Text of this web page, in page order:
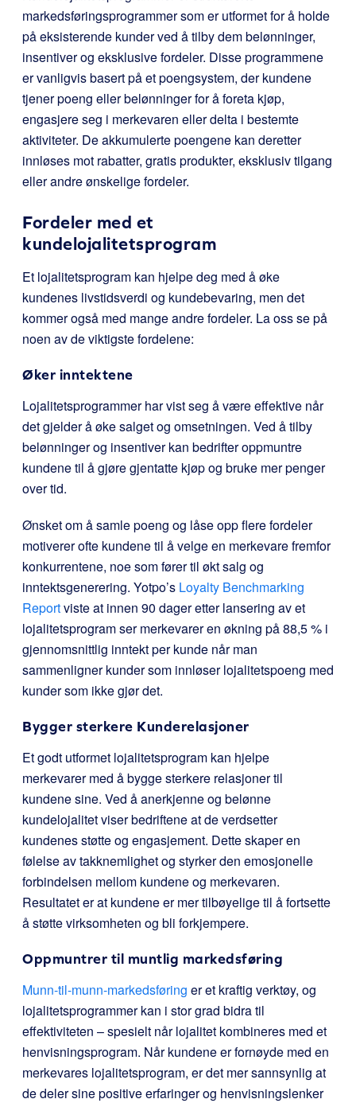
markedsføringsprogrammer som er utformet for å holde
på eksisterende kunder ved å tilby dem belønninger,
insentiver og eksklusive fordeler. Disse programmene
er vanligvis basert på et poengsystem, der kundene
tjener poeng eller belønninger for å foreta kjøp,
engasjere seg i merkevaren eller delta i bestemte
aktiviteter. De akkumulerte poengene kan deretter
innløses mot rabatter, gratis produkter, eksklusiv tilgang
eller andre ønskelige fordeler.
Fordeler med et
kundelojalitetsprogram
Et lojalitetsprogram kan hjelpe deg med å øke
kundenes livstidsverdi og kundebevaring, men det
kommer også med mange andre fordeler. La oss se på
noen av de viktigste fordelene:
Øker inntektene
Lojalitetsprogrammer har vist seg å være effektive når
det gjelder å øke salget og omsetningen. Ved å tilby
belønninger og insentiver kan bedrifter oppmuntre
kundene til å gjøre gjentatte kjøp og bruke mer penger
over tid.
Ønsket om å samle poeng og låse opp flere fordeler
motiverer ofte kundene til å velge en merkevare fremfor
konkurrentene, noe som fører til økt salg og
inntektsgenerering. Yotpo’s Loyalty Benchmarking
Reportviste at innen 90 dager etter lansering av et
lojalitetsprogram ser merkevarer en økning på 88,5 % i
gjennomsnittlig inntekt per kunde når man
sammenligner kunder som innløser lojalitetspoeng med
kunder som ikke gjør det.
Bygger sterkere Kunderelasjoner
Et godt utformet lojalitetsprogram kan hjelpe
merkevarer med å bygge sterkere relasjoner til
kundene sine. Ved å anerkjenne og belønne
kundelojalitet viser bedriftene at de verdsetter
kundenes støtte og engasjement. Dette skaper en
følelse av takknemlighet og styrker den emosjonelle
forbindelsen mellom kundene og merkevaren.
Resultatet er at kundene er mer tilbøyelige til å fortsette
å støtte virksomheten og bli forkjempere.
Oppmuntrer til muntlig markedsføring
Munn-til-munn-markedsføring er et kraftig verktøy, og
lojalitetsprogrammer kan i stor grad bidra til
effektiviteten – spesielt når lojalitet kombineres med et
henvisningsprogram. Når kundene er fornøyde med en
merkevares lojalitetsprogram, er det mer sannsynlig at
de deler sine positive erfaringer og henvisningslenker